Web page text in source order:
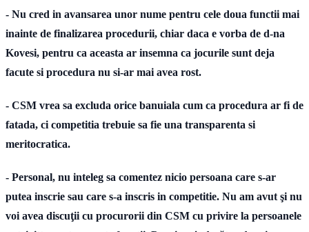
- Nu cred in avansarea unor nume pentru cele doua functii mai
inainte de finalizarea procedurii, chiar daca e vorba de d-na
Kovesi, pentru ca aceasta ar insemna ca jocurile sunt deja
facute si procedura nu si-ar mai avea rost.
- CSM vrea sa excluda orice banuiala cum ca procedura ar fi de
fatada, ci competitia trebuie sa fie una transparenta si
meritocratica.
- Personal, nu inteleg sa comentez nicio persoana care s-ar
putea inscrie sau care s-a inscris in competitie. Nu am avut şi nu
voi avea discuţii cu procurorii din CSM cu privire la persoanele